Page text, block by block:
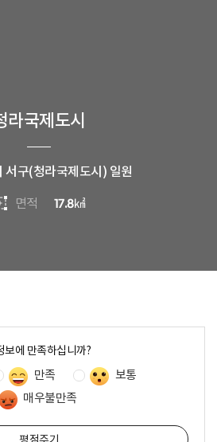
라국제도시
서구(청라국제도시) 일원
면적
17.8㎢
보에 만족하십니까?
만족
보통
매우불만족